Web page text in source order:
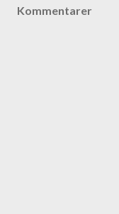
Kommentarer